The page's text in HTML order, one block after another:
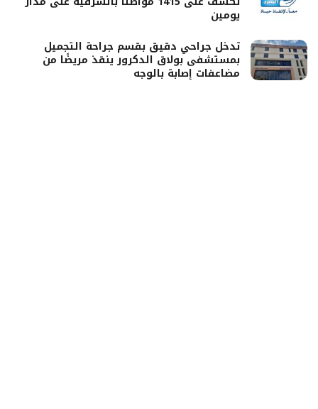
يومين
تدخل جراحي دقيق بقسم جراحة التجميل
بمستشفى بولاق الدكرور ينقذ مريضًا من
مضاعفات إصابة بالوجه